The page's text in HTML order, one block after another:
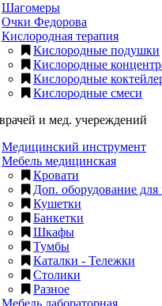
Шагомеры
Очки Федорова
Кислородная терапия
Кислородные подушки
Кислородные
Кислородные
Кислородные смеси
и мед. учереждений
Медицинский инструмент
Мебель медицинская
Кровати
Доп. оборудование для
Кушетки
Банкетки
Шкафы
Тумбы
Каталки - Тележки
Столики
Разное